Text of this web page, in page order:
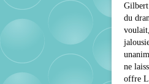
du
ne
offre